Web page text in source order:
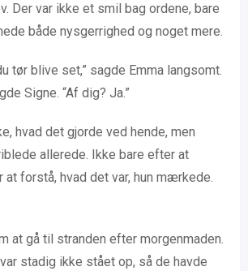
Der var ikke et smil bag ordene, bare
både nysgerrighed og noget mere.
tør blive set,” sagde Emma langsomt.
Signe. “Af dig? Ja.”
hvad det gjorde ved hende, men
allerede. Ikke bare efter at
at forstå, hvad det var, hun mærkede.
at gå til stranden efter morgenmaden.
stadig ikke stået op, så de havde